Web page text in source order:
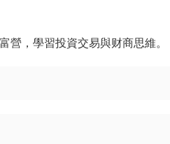
，學習投資交易與财商思維。